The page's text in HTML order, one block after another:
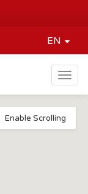
EN
Enable Scrolling